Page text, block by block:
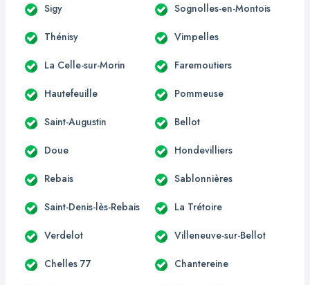
Sigy Sognolles-en-Montois
Thénisy Vimpelles
La Celle-sur-Morin Faremoutiers
Hautefeuille Pommeuse
Saint-Augustin Bellot
Doue Hondevilliers
Rebais Sablonnières
Saint-Denis-lès-Rebais La Trétoire
Verdelot Villeneuve-sur-Bellot
Chelles 77 Chantereine